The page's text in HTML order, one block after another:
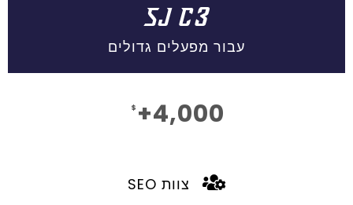
SJ C3
עבור מפעלים גדולים
$ 4,000+
צוות SEO